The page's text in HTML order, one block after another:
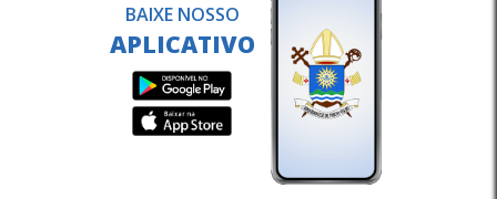
BAIXE NOSSO
APLICATIVO